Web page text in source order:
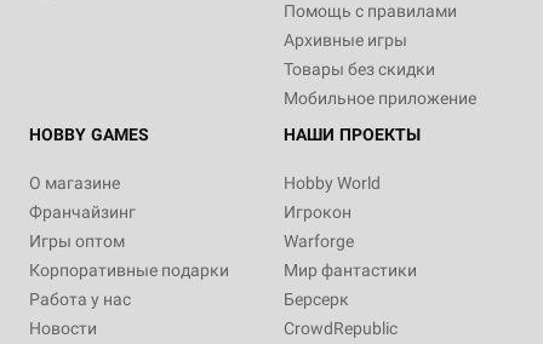
Помощь с правилами
Архивные игры
Товары без скидки
Мобильное приложение
HOBBY GAMES
О магазине
Франчайзинг
Игры оптом
Корпоративные подарки
Работа у нас
Новости
НАШИ ПРОЕКТЫ
Hobby World
Игрокон
Warforge
Мир фантастики
Берсерк
CrowdRepublic